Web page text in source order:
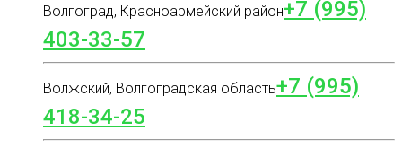
Волгоград, Красноармейский район+7 (995)
403-33-57
Волжский, Волгоградская область+7 (995)
418-34-25